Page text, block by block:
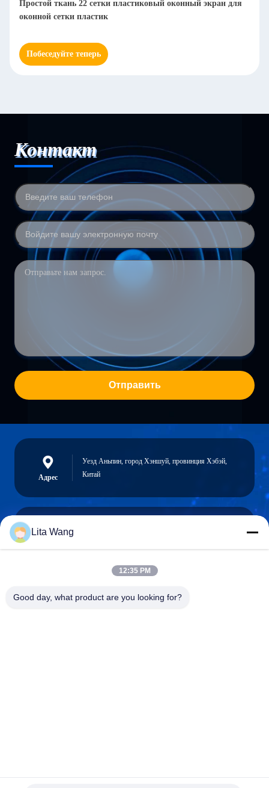
Простой ткань 22 сетки пластиковый оконный экран для
оконной сетки пластик
Побеседуйте теперь
Контакт
Отправить
Адрес
Уезд Аньпин, город Хэншуй, провинция Хэбэй,
Китай
Lita Wang
12:35 PM
Good day, what product are you looking for?